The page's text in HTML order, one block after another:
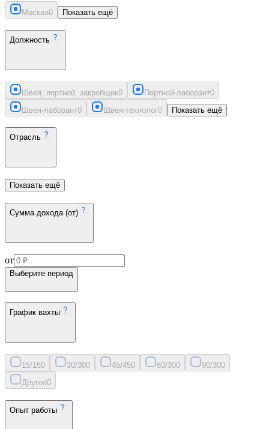
Москва0 Показать ещё
Должность
Швея, портной, закройщик0 Портной-лаборант0
Швея-лаборант0 Швея-технолог0 Показать ещё
Отрасль
Показать ещё
Сумма дохода (от)
от
Выберите период
График вахты
15/150 30/300 45/450 60/300 90/300
Другое0
Опыт работы